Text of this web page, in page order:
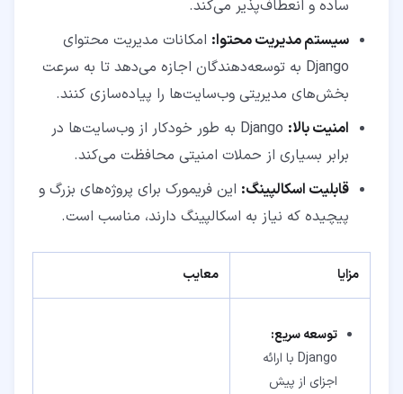
ساده و انعطاف‌پذیر می‌کند.
سیستم مدیریت محتوا: امکانات مدیریت محتوای
Django به توسعه‌دهندگان اجازه می‌دهد تا به سرعت
بخش‌های مدیریتی وب‌سایت‌ها را پیاده‌سازی کنند.
امنیت بالا:
Django به طور خودکار از وب‌سایت‌ها در
برابر بسیاری از حملات امنیتی محافظت می‌کند.
قابلیت اسکالپینگ: این فریمورک برای پروژه‌های بزرگ و
پیچیده که نیاز به اسکالپینگ دارند، مناسب است.
مزایا معایب
توسعه سریع:
Django با ارائه
اجزای از پیش